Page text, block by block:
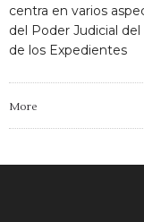
centra en varios
del Poder Judicial
de los Expedientes
More